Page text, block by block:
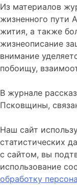
Из материалов
жизненного пути
жития, а также
жизнеописание
внимание
побоищу,
В журнале
Псковщины,
Наш сайт
статистических
с сайтом, вы
использование
обработку